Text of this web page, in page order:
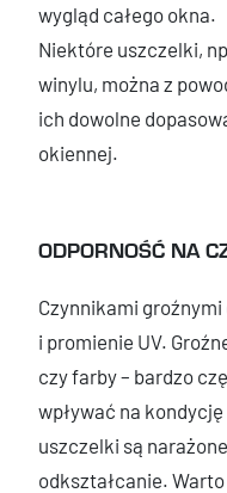
wygląd całego okna.
Niektóre uszczelki,
winylu, można z
ich dowolne
okiennej.
ODPORNOŚĆ NA
Czynnikami
i promienie UV.
czy farby – bardzo
wpływać na
uszczelki są
odkształcanie.